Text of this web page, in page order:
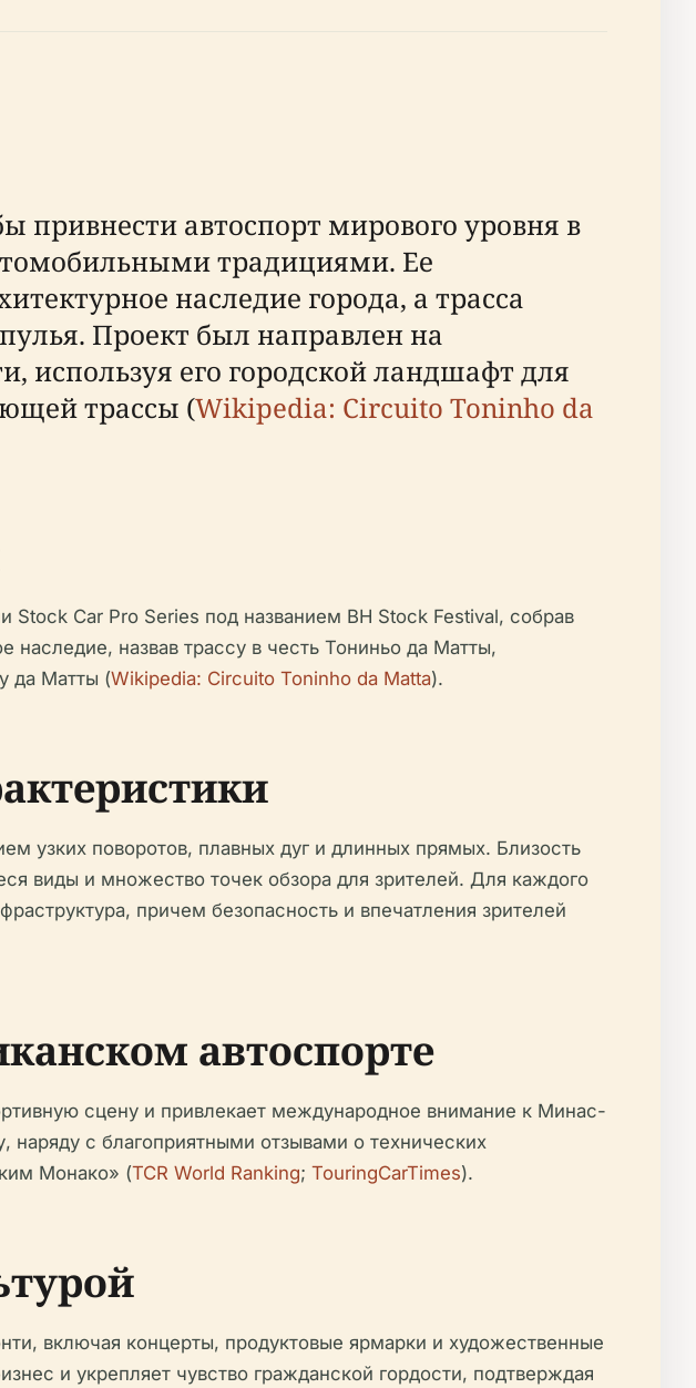
привнести автоспорт мирового уровня в
традициями. Ее
наследие города, а трасса
Проект был направлен на
его городской ландшафт для
трассы (Wikipedia: Circuito Toninho da
Stock Car Pro Series под названием BH Stock Festival, собрав
назвав трассу в честь Тониньо да Матты,
да Матты (Wikipedia: Circuito Toninho da Matta).
узких поворотов, плавных дуг и длинных прямых. Близость
виды и множество точек обзора для зрителей. Для каждого
причем безопасность и впечатления зрителей
автоспорте
сцену и привлекает международное внимание к Минас-
с благоприятными отзывами о технических
Монако» (TCR World Ranking; TouringCarTimes).
включая концерты, продуктовые ярмарки и художественные
и укрепляет чувство гражданской гордости, подтверждая